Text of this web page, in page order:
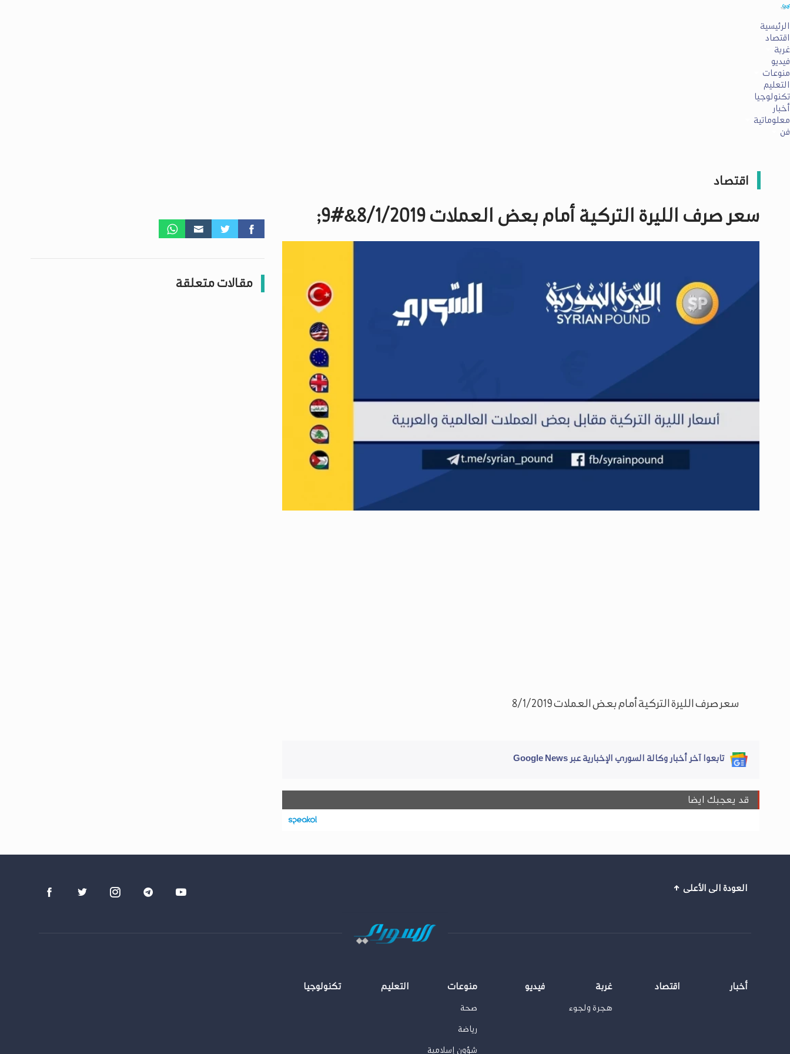
الرئيسية
اقتصاد
غربة
فيديو
منوعات
التعليم
تكنولوجيا
أخبار
معلوماتية
فن
اقتصاد
سعر صرف الليرة التركية أمام بعض العملات 8/1/2019&#9;
سعر صرف الليرة التركية أمام بعض العملات 8/1/2019
تابعوا آخر أخبار وكالة السوري الإخبارية عبر Google News
قد يعجبك ايضا
مقالات متعلقة
العودة الى الأعلى
أخبار اقتصاد غربة
هجرة ولجوء
فيديو منوعات
صحة
رياضة
شؤون إسلامية
التعليم تكنولوجيا